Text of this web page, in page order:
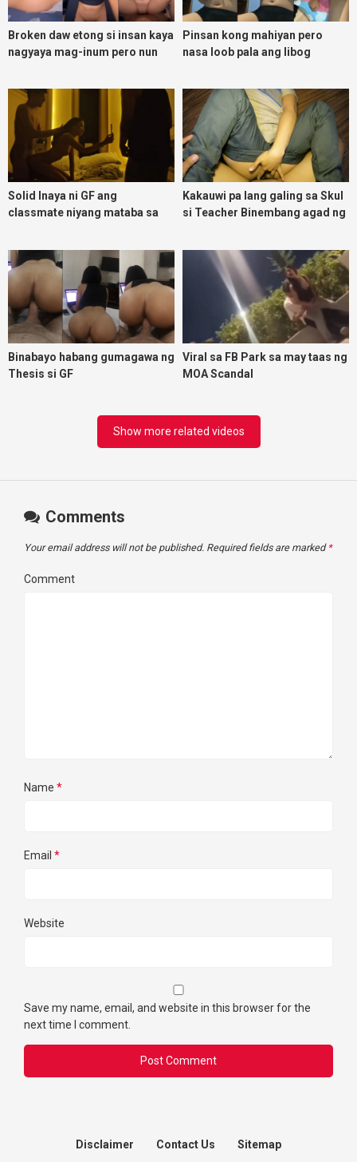
Broken daw etong si insan kaya
nagyaya mag-inum pero nun
Pinsan kong mahiyan pero
nasa loob pala ang libog
Solid Inaya ni GF ang
classmate niyang mataba sa
Kakauwi pa lang galing sa Skul
si Teacher Binembang agad ng
Binabayo habang gumagawa ng
Thesis si GF
Viral sa FB Park sa may taas ng
MOA Scandal
Show more related videos
Comments
Your email address will not be published. Required fields are marked *
Comment
Name *
Email *
Website
Save my name, email, and website in this browser for the
next time I comment.
Disclaimer Contact Us Sitemap